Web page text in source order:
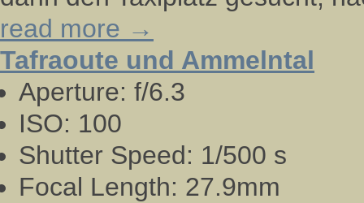
read more →
Tafraoute und Ammelntal
Aperture: f/6.3
ISO: 100
Shutter Speed: 1/500 s
Focal Length: 27.9mm